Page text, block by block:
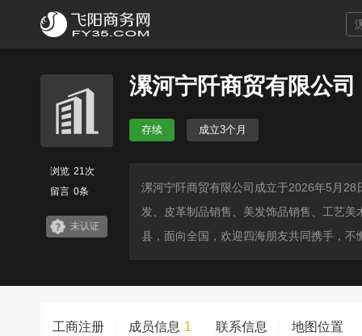
漯河宁阡商贸有限公司
存续 成立3个月
浏览 21次
留言 0条
未认证
漯河宁阡商贸有限公司成立于2026年5月
发、皮革制品销售、美发饰品销售、工艺
县，面向全国，欢迎四海朋友共同携手，
工商注册 成员信息 1 联系信息 地图位置